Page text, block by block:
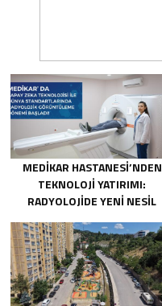
MEDİKAR HASTANESİ’NDEN
TEKNOLOJİ YATIRIMI:
RADYOLOJİDE YENİ NESİL